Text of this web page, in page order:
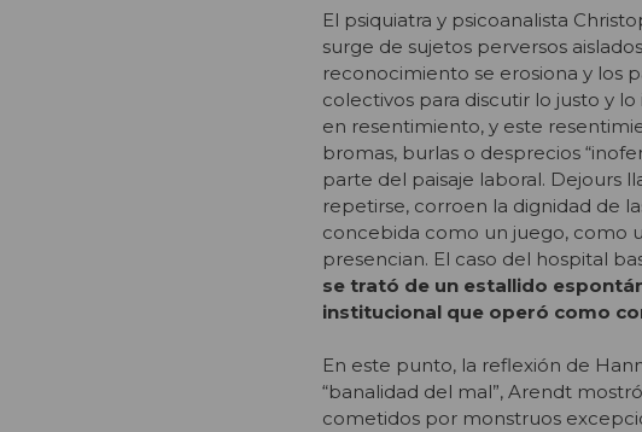
El psiquiatra y psicoanalista
surge de sujetos perversos
reconocimiento se erosiona y los
colectivos para discutir lo justo y
en resentimiento, y este
bromas, burlas o desprecios
parte del paisaje laboral. Dejours
repetirse, corroen la dignidad de
concebida como un juego, como
presencian. El caso del hospital
se trató de un estallido
institucional que operó como
En este punto, la reflexión de
“banalidad del mal”, Arendt
cometidos por monstruos